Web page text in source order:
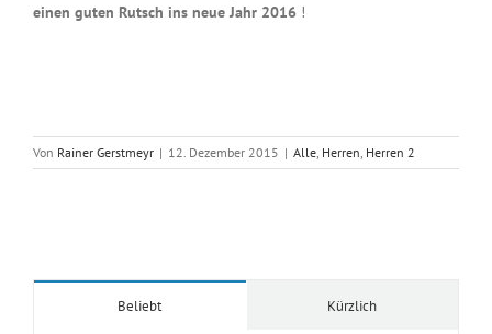
einen guten Rutsch ins neue Jahr 2016 !
Von Rainer Gerstmeyr | 12. Dezember 2015 | Alle Herren Herren 2
Beliebt Kürzlich